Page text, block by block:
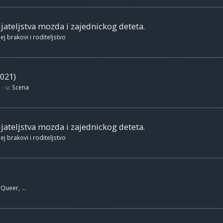
mozda i zajednickog deteta.
brakovi i roditeljstvo
- u: Scena
mozda i zajednickog deteta.
brakovi i roditeljstvo
...